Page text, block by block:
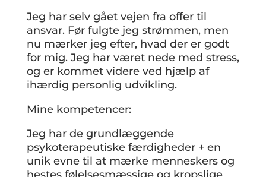
Jeg har selv gået vejen fra offer til
ansvar. Før fulgte jeg strømmen, men
nu mærker jeg efter, hvad der er godt
for mig. Jeg har været nede med stress,
og er kommet videre ved hjælp af
ihærdig personlig udvikling.
Mine kompetencer:
Jeg har de grundlæggende
psykoterapeutiske færdigheder + en
unik evne til at mærke menneskers og